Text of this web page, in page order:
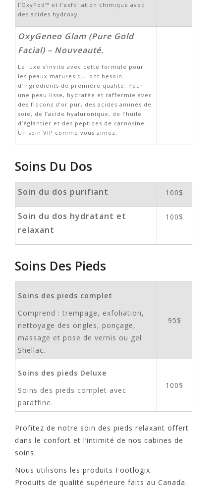
l’OxyPod™ et l’exfoliation chimique avec
des acides hydroxy.
OxyGeneo Glam (Pure Gold
Facial) – Nouveauté.
Le luxe s’invite avec cette formule pour
les peaux matures qui ont besoin
d’ingrédients de première qualité. Pour
une peau lisse, hydratée et raffermie avec
des flocons d’or pur, des acides aminés de
soie, de l’acide hyaluronique, de l’huile
d’églantier et des peptides de carnosine.
Un soin VIP comme vous aimez.
Soins Du Dos
Soin du dos purifiant 100$
Soin du dos hydratant et
relaxant
100$
Soins Des Pieds
Soins des pieds complet
Comprend : trempage, exfoliation,
nettoyage des ongles, ponçage,
massage et pose de vernis ou gel
Shellac.
95$
Soins des pieds Deluxe
Soins des pieds complet avec
paraffine.
100$
Profitez de notre soin des pieds relaxant offert
dans le confort et l’intimité de nos cabines de
soins.
Nous utilisons les produits Footlogix.
Produits de qualité supérieure faits au Canada.